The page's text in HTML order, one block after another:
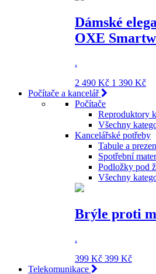
Dámské
OXE
.
2 490 Kč 1 390 Kč
Počítače a kancelář
Počítače
Reproduktory
Všechny
Kancelářské potřeby
Tabule a
Spotřební
Podložky pod
Všechny
Brýle proti
.
399 Kč 399 Kč
Telekomunikace